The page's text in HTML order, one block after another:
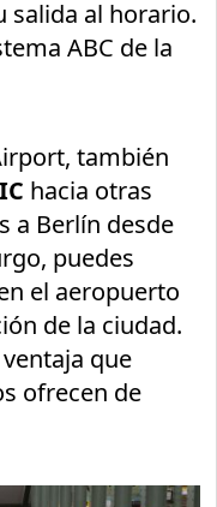
salida al horario.
ABC de la
también
hacia otras
a Berlín desde
puedes
el aeropuerto
de la ciudad.
que
ofrecen de